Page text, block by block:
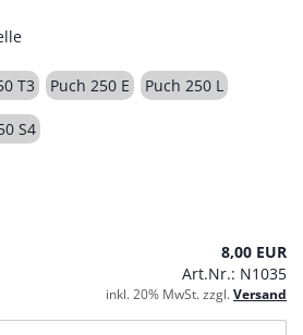
T3 Puch 250 E Puch 250 L
S4
8,00 EUR
Art.Nr.: N1035
inkl. 20% MwSt. zzgl.Versand